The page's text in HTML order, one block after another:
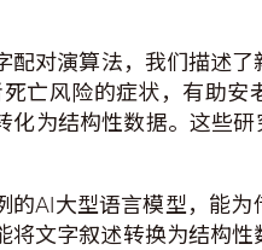
配对演算法，我们描述
亡风险的症状，有助安
为结构性数据。这些研
的AI大型语言模型，能
文字叙述转换为结构